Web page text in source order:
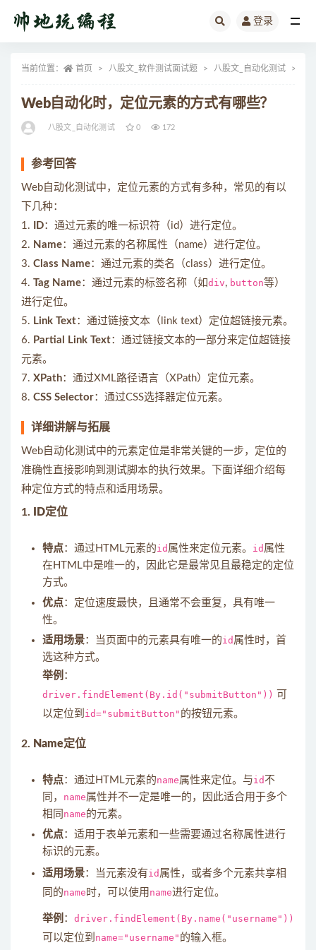
登录
当前位置： 首页 八股文_软件测试面试题 八股文_自动化测试
Web自动化时，定位元素的方式有哪些？
八股文_自动化测试 0 172
参考回答
Web自动化测试中，定位元素的方式有多种，常见的有以
下几种：
1.
ID：通过元素的唯一标识符（id）进行定位。
2. Name：通过元素的名称属性（name）进行定位。
3. Class Name：通过元素的类名（class）进行定位。
4. Tag Name：通过元素的标签名称（如div, button等）
进行定位。
5. Link Text：通过链接文本（link text）定位超链接元素。
6. Partial Link Text：通过链接文本的一部分来定位超链接
元素。
7. XPath：通过XML路径语言（XPath）定位元素。
8. CSS Selector：通过CSS选择器定位元素。
详细讲解与拓展
Web自动化测试中的元素定位是非常关键的一步，定位的
准确性直接影响到测试脚本的执行效果。下面详细介绍每
种定位方式的特点和适用场景。
1. ID定位
特点：通过HTML元素的id 属性来定位元素。 id 属性
在HTML中是唯一的，因此它是最常见且最稳定的定位
方式。
优点：定位速度最快，且通常不会重复，具有唯一
性。
适用场景：当页面中的元素具有唯一的id 属性时，首
选这种方式。
举例 ：
driver.findElement(By.id("submitButton")) 可
以定位到 id="submitButton" 的按钮元素。
2. Name定位
特点：通过HTML元素的name属性来定位。与id不
同， name属性并不一定是唯一的，因此适合用于多个
相同 name 的元素。
优点：适用于表单元素和一些需要通过名称属性进行
标识的元素。
适用场景：当元素没有 id 属性，或者多个元素共享相
同的name 时，可以使用 name进行定位。
举例 ： driver.findElement(By.name("username"))
可以定位到 name="username" 的输入框。